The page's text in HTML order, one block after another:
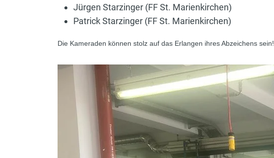
Jürgen Starzinger (FF St. Marienkirchen)
Patrick Starzinger (FF St. Marienkirchen)
Die Kameraden können stolz auf das Erlangen ihres Abzeichens sein!